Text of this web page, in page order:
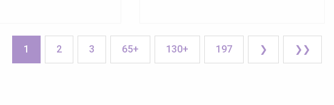
1 2 3 65+ 130+ 197 ❯ ❯❯